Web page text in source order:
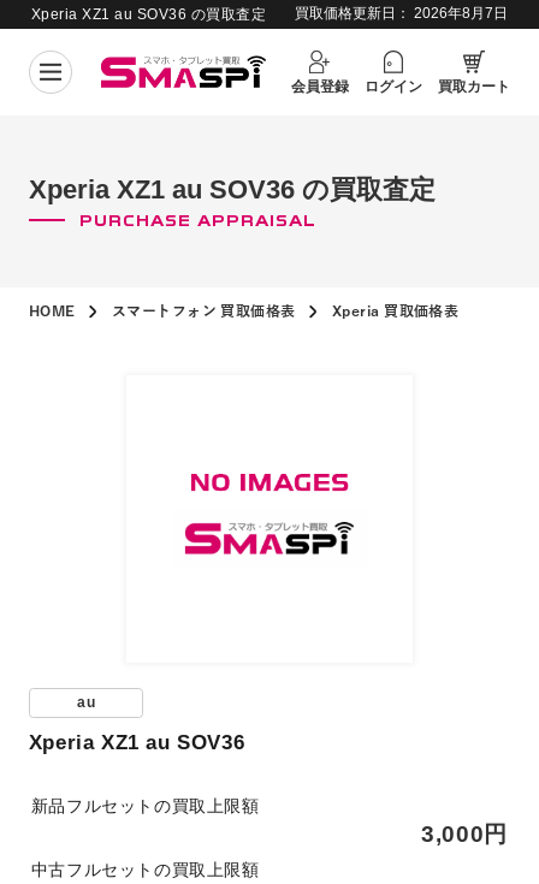
買取価格更新日： 2026年8月7日
Xperia XZ1 au SOV36 の買取査定
会員登録 ログイン 買取カート
Xperia XZ1 au SOV36 の買取査定
PURCHASE APPRAISAL
HOME スマートフォン 買取価格表 Xperia 買取価格表
au
Xperia XZ1 au SOV36
新品フルセットの買取上限額
3,000円
中古フルセットの買取上限額